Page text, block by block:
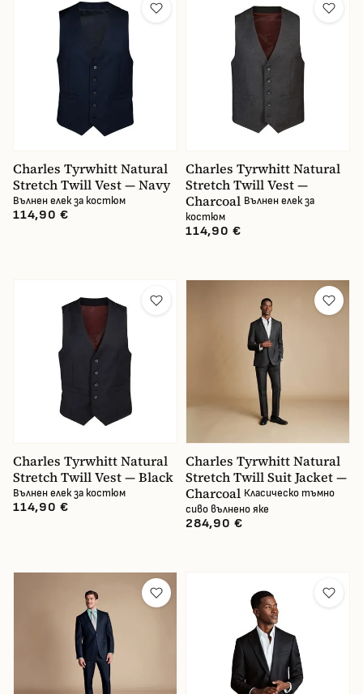
Charles Tyrwhitt Natural
Stretch Twill Vest — Navy
Вълнен елек за костюм
114,90 €
Charles Tyrwhitt Natural
Stretch Twill Vest —
Charcoal Вълнен елек за
костюм
114,90 €
Charles Tyrwhitt Natural
Stretch Twill Vest — Black
Вълнен елек за костюм
114,90 €
Charles Tyrwhitt Natural
Stretch Twill Suit Jacket —
Charcoal Класическо тъмно
сиво вълнено яке
284,90 €